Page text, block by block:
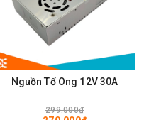
Nguồn Tổ Ong 12V 30A
299.000₫